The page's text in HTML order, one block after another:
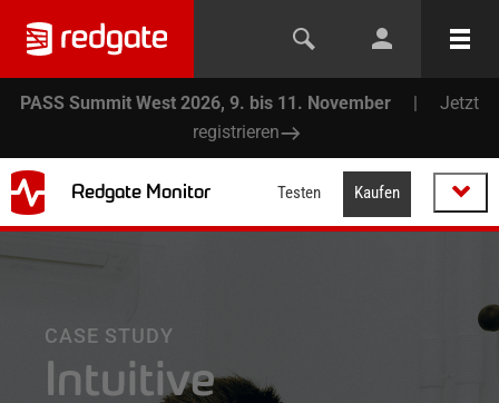
PASS Summit West 2026, 9. bis 11. November |
Jetzt
registrieren
Redgate Monitor Testen Kaufen
CASE STUDY
Intuitive